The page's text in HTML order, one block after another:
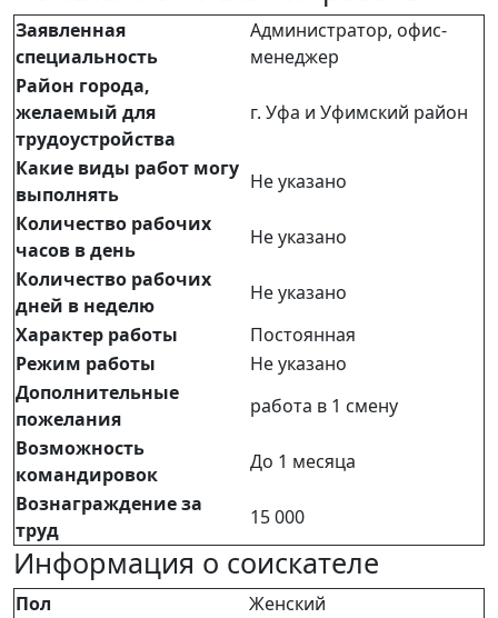
Заявленная
специальность
Администратор, офис-
менеджер
Район города,
желаемый для
трудоустройства
г. Уфа и Уфимский район
Какие виды работ могу
выполнять
Не указано
Количество рабочих
часов в день
Не указано
Количество рабочих
дней в неделю
Не указано
Характер работы
Постоянная
Режим работы
Не указано
Дополнительные
пожелания
работа в 1 смену
Возможность
командировок
До 1 месяца
Вознаграждение за
труд
15 000
Информация о соискателе
Пол
Женский